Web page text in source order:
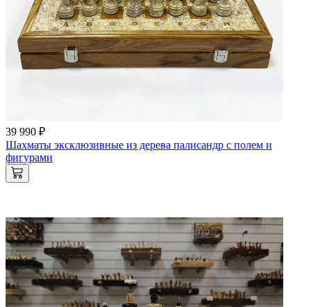
39 990 ₽
Шахматы эксклюзивные из дерева палисандр с полем и
фигурами